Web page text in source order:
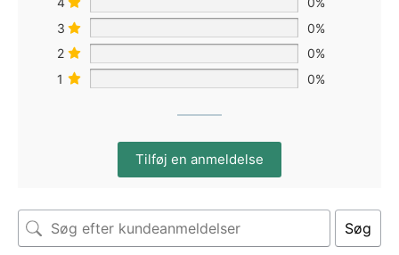
3
0%
2
0%
1
0%
Tilføj en anmeldelse
Søg